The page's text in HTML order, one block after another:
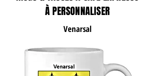
À PERSONNALISER
Venarsal